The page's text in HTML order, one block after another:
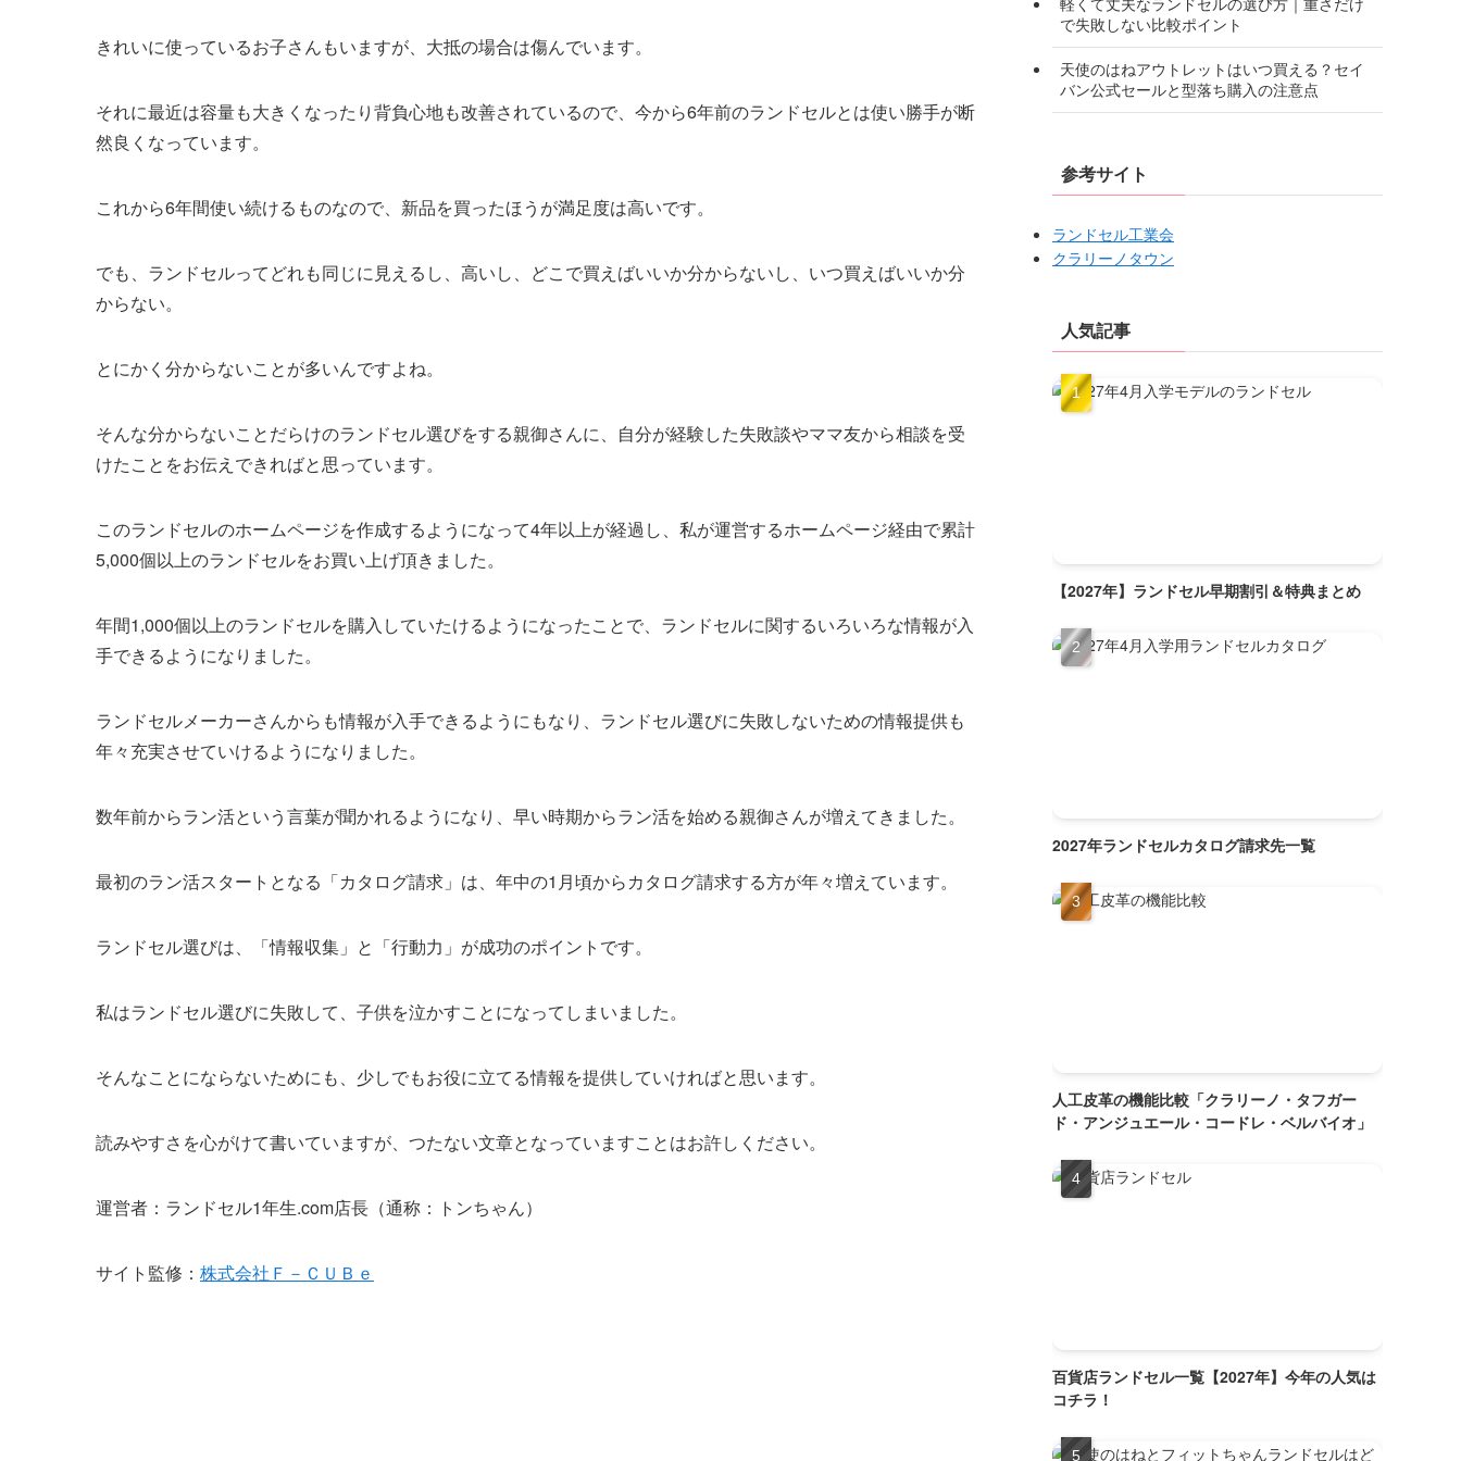
きれいに使っているお子さんもいますが、大抵の場合は傷んでいます。
それに最近は容量も大きくなったり背負心地も改善されているので、今から6年前のランドセルとは使い勝手が断
然良くなっています。
これから6年間使い続けるものなので、新品を買ったほうが満足度は高いです。
でも、ランドセルってどれも同じに見えるし、高いし、どこで買えばいいか分からないし、いつ買えばいいか分
からない。
とにかく分からないことが多いんですよね。
そんな分からないことだらけのランドセル選びをする親御さんに、自分が経験した失敗談やママ友から相談を受
けたことをお伝えできればと思っています。
このランドセルのホームページを作成するようになって4年以上が経過し、私が運営するホームページ経由で累計
5,000個以上のランドセルをお買い上げ頂きました。
年間1,000個以上のランドセルを購入していたけるようになったことで、ランドセルに関するいろいろな情報が入
手できるようになりました。
ランドセルメーカーさんからも情報が入手できるようにもなり、ランドセル選びに失敗しないための情報提供も
年々充実させていけるようになりました。
数年前からラン活という言葉が聞かれるようになり、早い時期からラン活を始める親御さんが増えてきました。
最初のラン活スタートとなる「カタログ請求」は、年中の1月頃からカタログ請求する方が年々増えています。
ランドセル選びは、「情報収集」と「行動力」が成功のポイントです。
私はランドセル選びに失敗して、子供を泣かすことになってしまいました。
そんなことにならないためにも、少しでもお役に立てる情報を提供していければと思います。
読みやすさを心がけて書いていますが、つたない文章となっていますことはお許しください。
運営者：ランドセル1年生.com店長（通称：トンちゃん）
サイト監修： 株式会社Ｆ－ＣＵＢｅ
で失敗しない比較ポイント
天使のはねアウトレットはいつ買える？セイ
バン公式セールと型落ち購入の注意点
参考サイト
ランドセル工業会
クラリーノタウン
人気記事
【2027年】ランドセル早期割引＆特典まとめ
2027年ランドセルカタログ請求先一覧
人工皮革の機能比較「クラリーノ・タフガー
ド・アンジュエール・コードレ・ベルバイオ」
百貨店ランドセル一覧【2027年】今年の人気は
コチラ！